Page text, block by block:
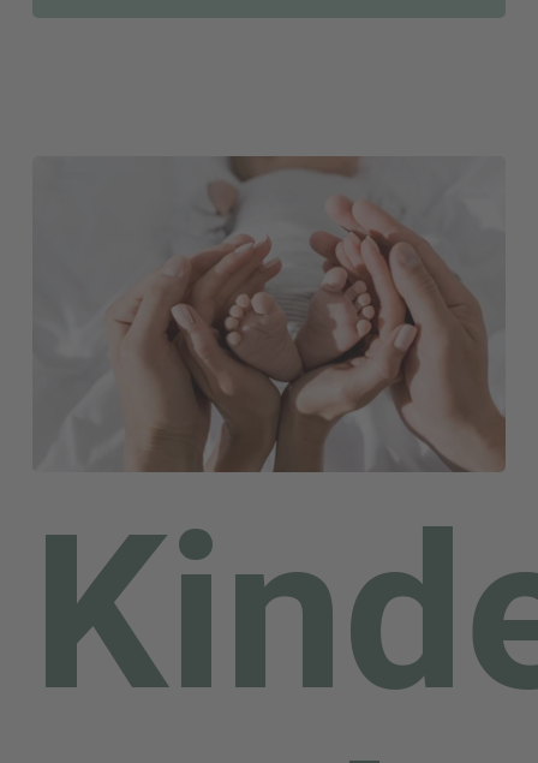
wichtigsten Zellen unserer
Gesellschaft. Um wachsen
zu können, brauchen
Familien manchmal aber
auch Unterstützung und
Hilfe. Hier leistet das
Jugendamt des
Landkreises einen
wichtigen Beitrag und